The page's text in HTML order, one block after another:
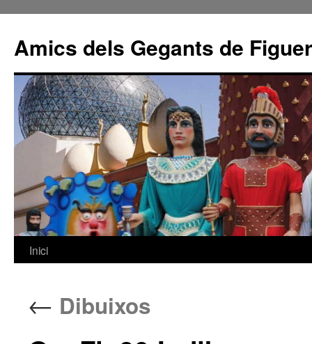
Amics dels Gegants de
Vés
contingut
Inici
← Dibuixos